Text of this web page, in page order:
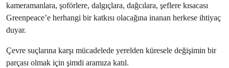
kameramanlara, şoförlere, dalgıçlara, dağcılara, şeflere kısacası
Greenpeace’e herhangi bir katkısı olacağına inanan herkese ihtiyaç
duyar.
Çevre suçlarına karşı mücadelede yerelden küresele değişimin bir
parçası olmak için şimdi aramıza katıl.